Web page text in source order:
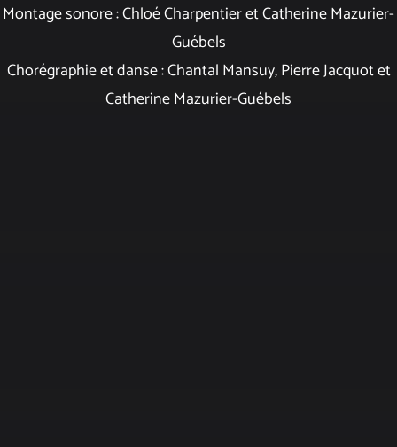
Montage sonore : Chloé Charpentier et Catherine Mazurier-
Guébels
Chorégraphie et danse : Chantal Mansuy, Pierre Jacquot et
Catherine Mazurier-Guébels